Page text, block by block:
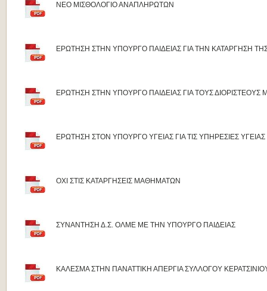
ΝΕΟ ΜΙΣΘΟΛΟΓΙΟ ΑΝΑΠΛΗΡΩΤΩΝ
ΕΡΩΤΗΣΗ ΣΤΗΝ ΥΠΟΥΡΓΟ ΠΑΙΔΕΙΑΣ ΓΙΑ ΤΗΝ ΚΑΤΑΡΓΗΣΗ
ΕΡΩΤΗΣΗ ΣΤΗΝ ΥΠΟΥΡΓΟ ΠΑΙΔΕΙΑΣ ΓΙΑ ΤΟΥΣ ΔΙΟΡΙΣΤΕΟΥΣ
ΕΡΩΤΗΣΗ ΣΤΟΝ ΥΠΟΥΡΓΟ ΥΓΕΙΑΣ ΓΙΑ ΤΙΣ ΥΠΗΡΕΣΙΕΣ
ΟΧΙ ΣΤΙΣ ΚΑΤΑΡΓΗΣΕΙΣ ΜΑΘΗΜΑΤΩΝ
ΣΥΝΑΝΤΗΣΗ Δ.Σ. ΟΛΜΕ ΜΕ ΤΗΝ ΥΠΟΥΡΓΟ ΠΑΙΔΕΙΑΣ
ΚΑΛΕΣΜΑ ΣΤΗΝ ΠΑΝΑΤΤΙΚΗ ΑΠΕΡΓΙΑ ΣΥΛΛΟΓΟΥ